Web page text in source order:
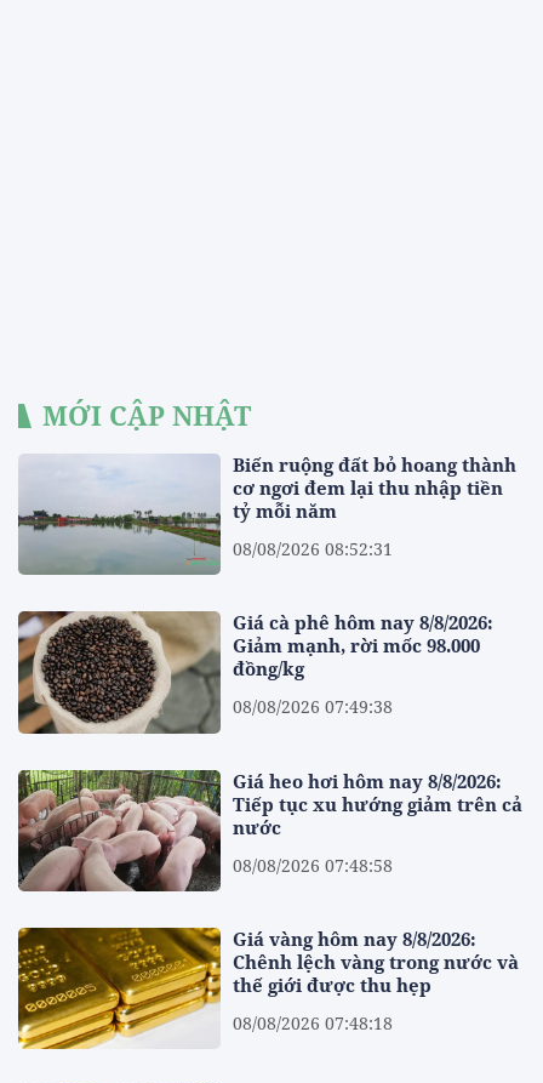
MỚI CẬP NHẬT
Biến ruộng đất bỏ hoang thành
cơ ngơi đem lại thu nhập tiền
tỷ mỗi năm
08/08/2026 08:52:31
Giá cà phê hôm nay 8/8/2026:
Giảm mạnh, rời mốc 98.000
đồng/kg
08/08/2026 07:49:38
Giá heo hơi hôm nay 8/8/2026:
Tiếp tục xu hướng giảm trên cả
nước
08/08/2026 07:48:58
Giá vàng hôm nay 8/8/2026:
Chênh lệch vàng trong nước và
thế giới được thu hẹp
08/08/2026 07:48:18